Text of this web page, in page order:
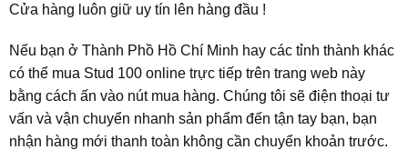
Cửa hàng luôn giữ uy tín lên hàng đầu !
Nếu bạn ở Thành Phồ Hồ Chí Minh hay các tỉnh thành khác
có thể mua Stud 100 online trực tiếp trên trang web này
bằng cách ấn vào nút mua hàng. Chúng tôi sẽ điện thoại tư
vấn và vận chuyển nhanh sản phẩm đến tận tay bạn, bạn
nhận hàng mới thanh toàn không cần chuyển khoản trước.